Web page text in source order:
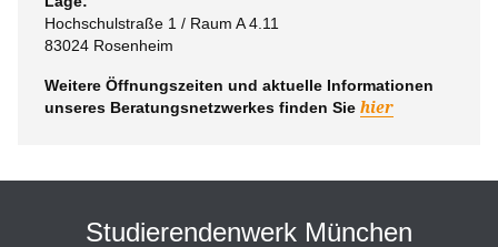
Hochschulstraße 1 / Raum A 4.11
83024 Rosenheim
Weitere Öffnungszeiten und aktuelle Informationen
unseres Beratungsnetzwerkes finden Sie hier
Studierendenwerk München